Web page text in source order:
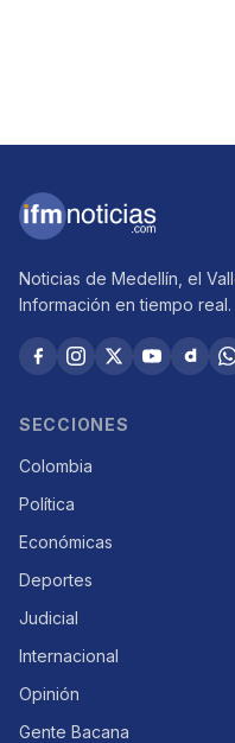
Noticias de Medellín, el
Información en tiempo real.
SECCIONES
Colombia
Política
Económicas
Deportes
Judicial
Internacional
Opinión
Gente Bacana